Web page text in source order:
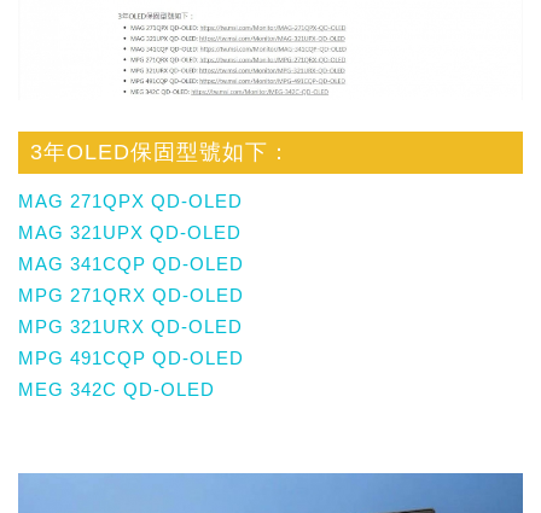
3年OLED保固型號如下：
MAG 271QPX QD-OLED
MAG 321UPX QD-OLED
MAG 341CQP QD-OLED
MPG 271QRX QD-OLED
MPG 321URX QD-OLED
MPG 491CQP QD-OLED
MEG 342C QD-OLED